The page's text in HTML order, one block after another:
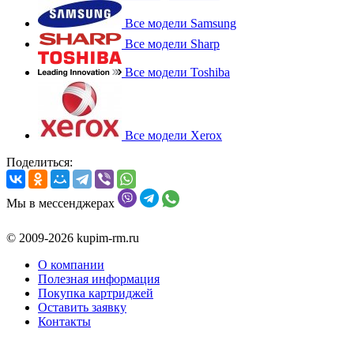
Все модели Samsung
Все модели Sharp
Все модели Toshiba
Все модели Xerox
Поделиться:
Мы в мессенджерах
© 2009-2026 kupim-rm.ru
О компании
Полезная информация
Покупка картриджей
Оставить заявку
Контакты